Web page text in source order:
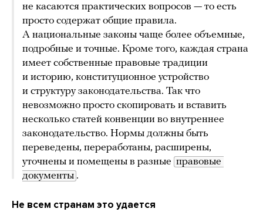
не касаются практических вопросов — то есть
просто содержат общие правила.
А национальные законы чаще более объемные,
подробные и точные. Кроме того, каждая страна
имеет собственные правовые традиции
и историю, конституционное устройство
и структуру законодательства. Так что
невозможно просто скопировать и вставить
несколько статей конвенции во внутреннее
законодательство. Нормы должны быть
переведены, переработаны, расширены,
уточнены и помещены в разные правовые
документы .
Не всем странам это удается